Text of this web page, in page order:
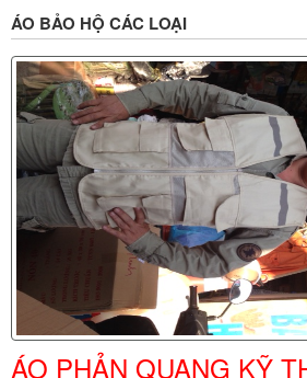
ÁO BẢO HỘ CÁC LOẠI
ÁO PHẢN QUANG KỸ